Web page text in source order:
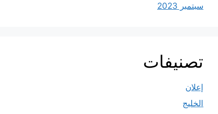
سبتمبر 2023
تصنيفات
إعلان
الخليج